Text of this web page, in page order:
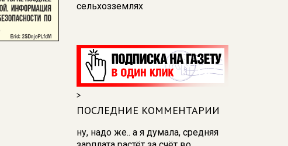
сельхозземлях
505 млрд рублей
09:58
В медучреждениях Курской
области сократили 167
должностей – сэкономили 69
млн. рублей
09:25В Курской области за сутки
от атак пострадали 11 человек и 2
>
ПОСЛЕДНИЕ КОММЕНТАРИИ
ну, надо же.. а я думала, средняя